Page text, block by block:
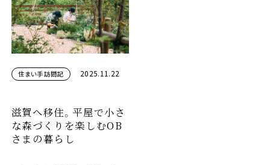
住まい手訪問記 2025.11.22
滋賀へ移住。平屋で小さ
な森づくりを楽しむOB
さまの暮らし